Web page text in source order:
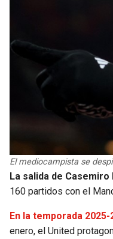
El mediocampista se
La salida de
160 partidos con el
En la temporada
enero, el United